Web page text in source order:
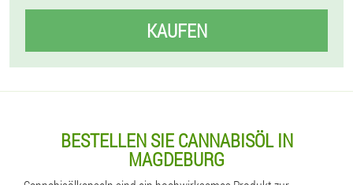
KAUFEN
BESTELLEN SIE CANNABISÖL IN
MAGDEBURG